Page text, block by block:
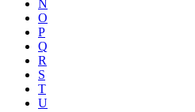
N
O
P
Q
R
S
T
U